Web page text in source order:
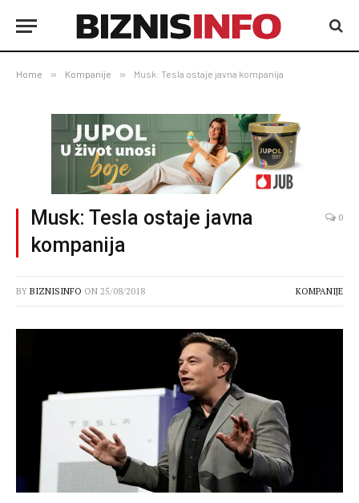
Home » Kompanije » Musk: Tesla ostaje javna kompanija
Musk: Tesla ostaje javna
kompanija
0
BY BIZNISINFO ON 25/08/2018 KOMPANIJE